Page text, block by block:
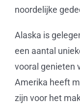
noordelijke
Alaska is
een aantal
vooral genieten
Amerika heeft
zijn voor het